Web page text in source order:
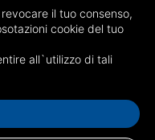
Feed RSS
il tuo consenso,
cookie del tuo
all`utilizzo di tali